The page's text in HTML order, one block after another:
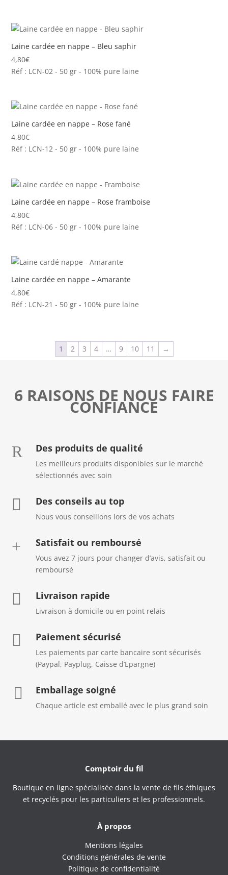
Laine cardée en nappe – Bleu saphir
4,80€
Réf : LCN-02 - 50 gr - 100% pure laine
Laine cardée en nappe – Rose fané
4,80€
Réf : LCN-12 - 50 gr - 100% pure laine
Laine cardée en nappe – Rose framboise
4,80€
Réf : LCN-06 - 50 gr - 100% pure laine
Laine cardée en nappe – Amarante
4,80€
Réf : LCN-21 - 50 gr - 100% pure laine
1 2 3 4 … 9 10 11 →
6 RAISONS DE NOUS FAIRE
CONFIANCE
R Des produits de qualité
Les meilleurs produits disponibles sur le marché
sélectionnés avec soin
 Des conseils au top
Nous vous conseillons lors de vos achats
+ Satisfait ou remboursé
Vous avez 7 jours pour changer d’avis, satisfait ou
remboursé
 Livraison rapide
Livraison à domicile ou en point relais
 Paiement sécurisé
Les paiements par carte bancaire sont sécurisés
(Paypal, Payplug, Caisse d’Epargne)
 Emballage soigné
Chaque article est emballé avec le plus grand soin
Comptoir du fil
Boutique en ligne spécialisée dans la vente de fils éthiques
et recyclés pour les particuliers et les professionnels.
À propos
Mentions légales
Conditions générales de vente
Politique de confidentialité